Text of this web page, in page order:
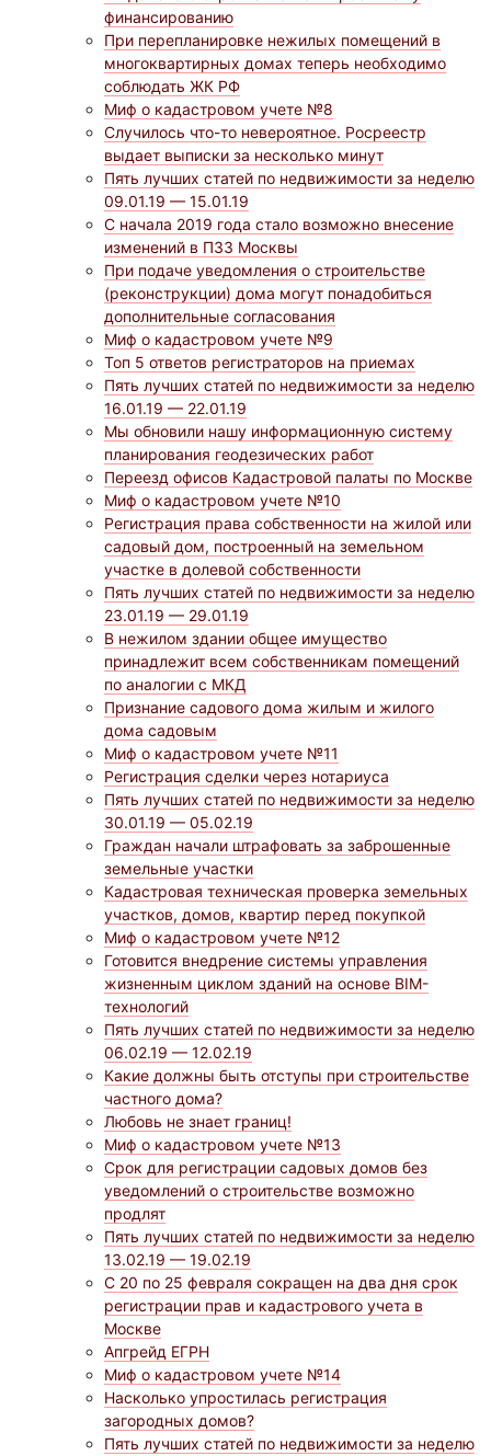
финансированию
При перепланировке нежилых помещений в
многоквартирных домах теперь необходимо
соблюдать ЖК РФ
Миф о кадастровом учете №8
Случилось что-то невероятное. Росреестр
выдает выписки за несколько минут
Пять лучших статей по недвижимости за неделю
09.01.19 — 15.01.19
С начала 2019 года стало возможно внесение
изменений в ПЗЗ Москвы
При подаче уведомления о строительстве
(реконструкции) дома могут понадобиться
дополнительные согласования
Миф о кадастровом учете №9
Топ 5 ответов регистраторов на приемах
Пять лучших статей по недвижимости за неделю
16.01.19 — 22.01.19
Мы обновили нашу информационную систему
планирования геодезических работ
Переезд офисов Кадастровой палаты по Москве
Миф о кадастровом учете №10
Регистрация права собственности на жилой или
садовый дом, построенный на земельном
участке в долевой собственности
Пять лучших статей по недвижимости за неделю
23.01.19 — 29.01.19
В нежилом здании общее имущество
принадлежит всем собственникам помещений
по аналогии с МКД
Признание садового дома жилым и жилого
дома садовым
Миф о кадастровом учете №11
Регистрация сделки через нотариуса
Пять лучших статей по недвижимости за неделю
30.01.19 — 05.02.19
Граждан начали штрафовать за заброшенные
земельные участки
Кадастровая техническая проверка земельных
участков, домов, квартир перед покупкой
Миф о кадастровом учете №12
Готовится внедрение системы управления
жизненным циклом зданий на основе BIM-
технологий
Пять лучших статей по недвижимости за неделю
06.02.19 — 12.02.19
Какие должны быть отступы при строительстве
частного дома?
Любовь не знает границ!
Миф о кадастровом учете №13
Срок для регистрации садовых домов без
уведомлений о строительстве возможно
продлят
Пять лучших статей по недвижимости за неделю
13.02.19 — 19.02.19
С 20 по 25 февраля сокращен на два дня срок
регистрации прав и кадастрового учета в
Москве
Апгрейд ЕГРН
Миф о кадастровом учете №14
Насколько упростилась регистрация
загородных домов?
Пять лучших статей по недвижимости за неделю